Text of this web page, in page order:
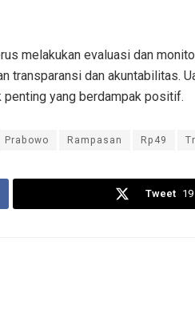
melakukan evaluasi dan
transparansi dan akuntabilitas.
yang berdampak positif.
Prabowo Rampasan Rp49
Tweet 19